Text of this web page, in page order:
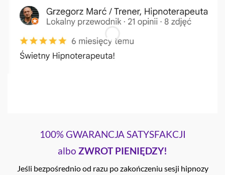
100% GWARANCJA SATYSFAKCJI
albo ZWROT PIENIĘDZY!
Jeśli bezpośrednio od razu po zakończeniu sesji hipnozy